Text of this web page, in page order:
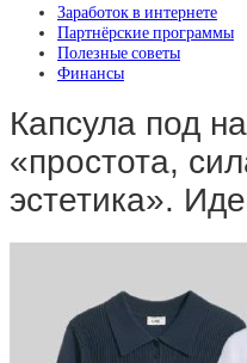
Заработок в интернете
Партнёрские программы
Полезные советы
Финансы
Капсула под
«простота,
эстетика».